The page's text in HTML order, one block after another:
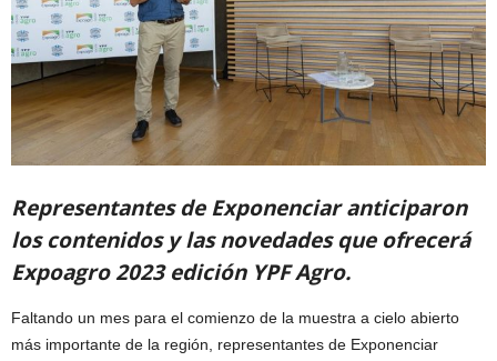
Representantes de Exponenciar anticiparon
los contenidos y las novedades que ofrecerá
Expoagro 2023 edición YPF Agro.
Faltando un mes para el comienzo de la muestra a cielo abierto
más importante de la región, representantes de Exponenciar